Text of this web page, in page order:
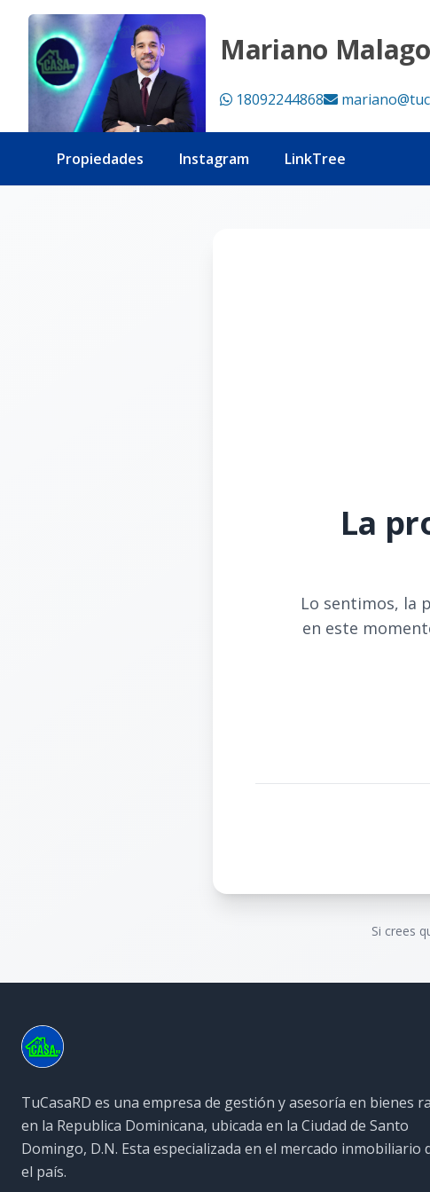
Mariano
18092244868
Propiedades Instagram LinkTree
La
Lo sentimos, la
en este
Si crees
TuCasaRD es una empresa de gestión y asesoría en bienes
en la Republica Dominicana, ubicada en la Ciudad de Santo
Domingo, D.N. Esta especializada en el mercado inmobiliario
el país.
Página no encontrada - Tu Casa RD